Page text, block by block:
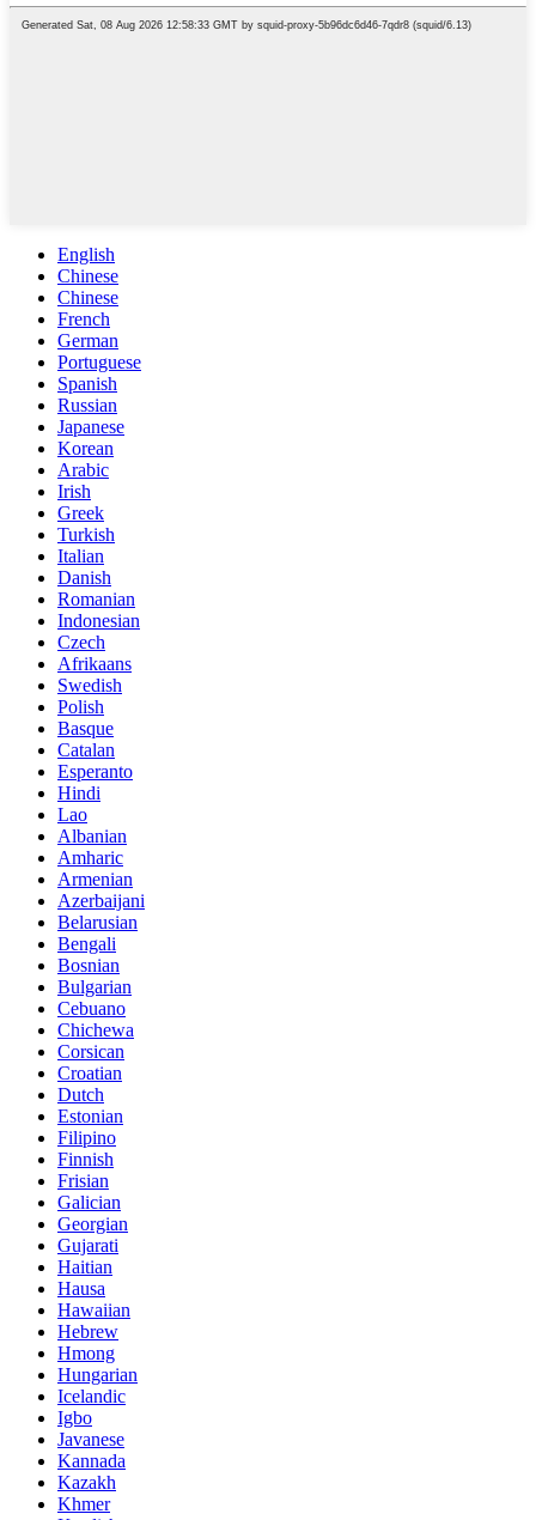
English
Chinese
Chinese
French
German
Portuguese
Spanish
Russian
Japanese
Korean
Arabic
Irish
Greek
Turkish
Italian
Danish
Romanian
Indonesian
Czech
Afrikaans
Swedish
Polish
Basque
Catalan
Esperanto
Hindi
Lao
Albanian
Amharic
Armenian
Azerbaijani
Belarusian
Bengali
Bosnian
Bulgarian
Cebuano
Chichewa
Corsican
Croatian
Dutch
Estonian
Filipino
Finnish
Frisian
Galician
Georgian
Gujarati
Haitian
Hausa
Hawaiian
Hebrew
Hmong
Hungarian
Icelandic
Igbo
Javanese
Kannada
Kazakh
Khmer